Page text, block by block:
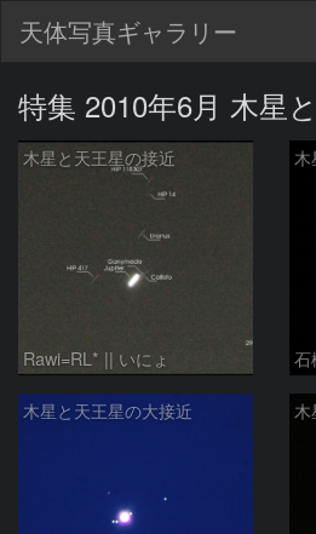
天体写真ギャラリー
特集 2010年6月 木星
木星と天王星の接近
Rawi=RL* || いにょ
木
石
木星と天王星の大接近 木